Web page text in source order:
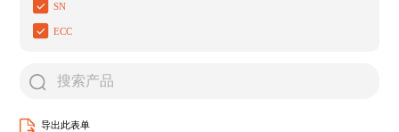
SN
ECC
导出此表单